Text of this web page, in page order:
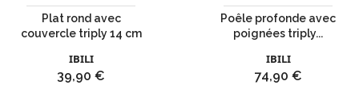
Plat rond avec
couvercle triply 14 cm
IBILI
Prix
39,90 €
Poêle profonde avec
poignées triply...
IBILI
Prix
74,90 €